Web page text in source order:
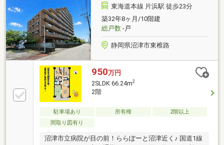
東海道本線 片浜駅 徒歩23分
築32年8ヶ月/10階建
総戸数-戸
静岡県沼津市東椎路
950万円
2SLDK 66.24m2
2階
駐車場あり 所有権
2階以上
間取り図有り
沼津市立病院が目の前！ららぽーと沼津近く♪ 国道1線